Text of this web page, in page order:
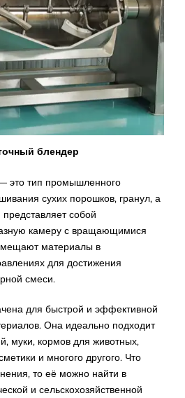
блендер
это тип промышленного
сухих порошков, гранул, а
собой
камеру с вращающимися
материалы в
для достижения
смеси.
для быстрой и эффективной
Она идеально подходит
муки, кормов для животных,
и многого другого. Что
то её можно найти в
и сельскохозяйственной